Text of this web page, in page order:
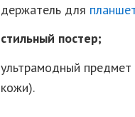
держатель для
стильный постер;
ультрамодный предмет
кожи).